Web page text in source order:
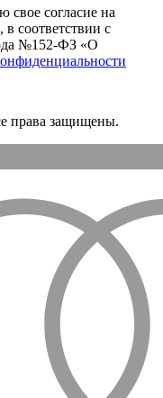
согласие на
соответствии с
№152-ФЗ «О
права защищены.